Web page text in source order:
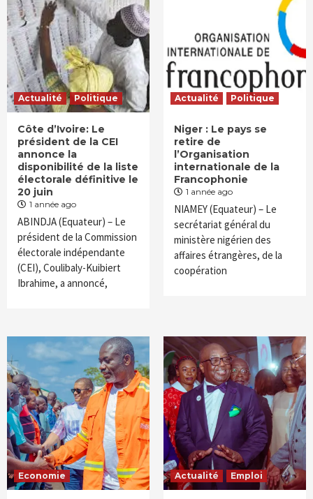
Actualité Politique
Côte d’Ivoire: Le
président de la CEI
annonce la
disponibilité de la liste
électorale définitive le
20 juin
1 année ago
ABINDJA (Equateur) – Le
président de la Commission
électorale indépendante
(CEI), Coulibaly-Kuibiert
Ibrahime, a annoncé,
Actualité Politique
Niger : Le pays se
retire de
l’Organisation
internationale de la
Francophonie
1 année ago
NIAMEY (Equateur) – Le
secrétariat général du
ministère nigérien des
affaires étrangères, de la
coopération
Economie Actualité Emploi